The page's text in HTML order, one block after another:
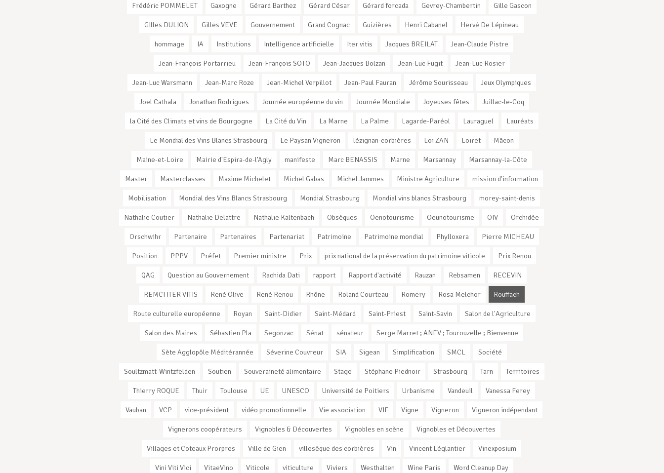
Frédéric POMMELET Gaxogne Gérard Barthez Gérard César Gérard forcada Gevrey-Chambertin Gille Gascon
GIlles DULION Gilles VEVE Gouvernement Grand Cognac Guizières Henri Cabanel Hervé De Lépineau
hommage IA Institutions Intelligence artificielle Iter vitis Jacques BREILAT Jean-Claude Pistre
Jean-François Portarrieu Jean-François SOTO Jean-Jacques Bolzan Jean-Luc Fugit Jean-Luc Rosier
Jean-Luc Warsmann Jean-Marc Roze Jean-Michel Verpillot Jean-Paul Fauran Jérôme Sourisseau Jeux Olympiques
Joël Cathala Jonathan Rodrigues Journée européenne du vin Journée Mondiale Joyeuses fêtes Juillac-le-Coq
la Cité des Climats et vins de Bourgogne La Cité du Vin La Marne La Palme Lagarde-Paréol Lauraguel Lauréats
Le Mondial des Vins Blancs Strasbourg Le Paysan Vigneron lézignan-corbières Loi ZAN Loiret Mâcon
Maine-et-Loire Mairie d'Espira-de-l’Agly manifeste Marc BENASSIS Marne Marsannay Marsannay-la-Côte
Master Masterclasses Maxime Michelet Michel Gabas Michel Jammes Ministre Agriculture mission d'information
Mobilisation Mondial des Vins Blancs Strasbourg Mondial Strasbourg Mondial vins blancs Strasbourg morey-saint-denis
Nathalie Coutier Nathalie Delattre Nathalie Kaltenbach Obsèques Oenotourisme Oeunotourisme OIV Orchidée
Orschwihr Partenaire Partenaires Partenariat Patrimoine Patrimoine mondial Phylloxera Pierre MICHEAU
Position PPPV Préfet Premier ministre Prix prix national de la préservation du patrimoine viticole Prix Renou
QAG Question au Gouvernement Rachida Dati rapport Rapport d'activité Rauzan Rebsamen RECEVIN
REMCI ITER VITIS René Olive René Renou Rhône Roland Courteau Romery Rosa Melchor Rouffach
Route culturelle européenne Royan Saint-Didier Saint-Médard Saint-Priest Saint-Savin Salon de l'Agriculture
Salon des Maires Sébastien Pla Segonzac Sénat sénateur Serge Marret ; ANEV ; Tourouzelle ; Bienvenue
Sète Agglopôle Méditérannée Séverine Couvreur SIA Sigean Simplification SMCL Société
Soultzmatt-Wintzfelden Soutien Souveraineté alimentaire Stage Stéphane Piednoir Strasbourg Tarn Territoires
Thierry ROQUE Thuir Toulouse UE UNESCO Université de Poitiers Urbanisme Vandeuil Vanessa Ferey
Vauban VCP vice-président vidéo promotionnelle Vie association VIF Vigne Vigneron Vigneron indépendant
Vignerons coopérateurs Vignobles & Découvertes Vignobles en scène Vignobles et Découvertes
Villages et Coteaux Prorpres Ville de Gien villesèque des corbières Vin Vincent Léglantier Vinexposium
Vini Viti Vici VitaeVino Viticole viticulture Viviers Westhalten Wine Paris Word Cleanup Day